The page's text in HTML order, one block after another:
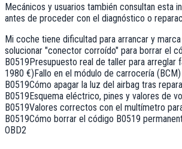
Mecánicos y usuarios también consultan esta
antes de proceder con el diagnóstico o
Mi coche tiene dificultad para arrancar y
solucionar "conector corroído" para borrar el
B0519Presupuesto real de taller para arreglar
1980 €)Fallo en el módulo de carrocería
B0519Cómo apagar la luz del airbag tras
B0519Esquema eléctrico, pines y valores de
B0519Valores correctos con el multímetro
B0519Cómo borrar el código B0519
OBD2